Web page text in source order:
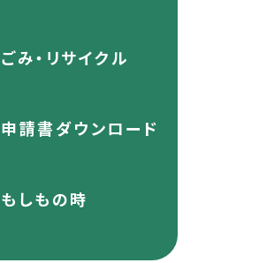
ごみ・リサイクル
申請書ダウンロード
もしもの時